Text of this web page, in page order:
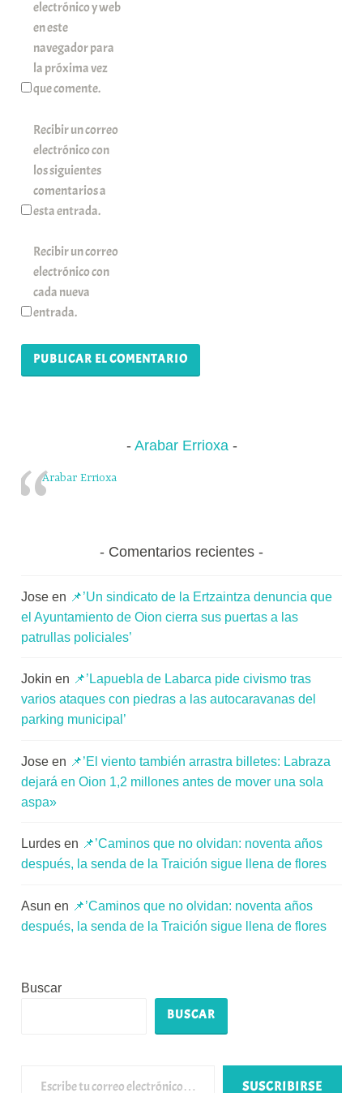
electrónico y web
en este
navegador para
la próxima vez
que comente.
Recibir un correo
electrónico con
los siguientes
comentarios a
esta entrada.
Recibir un correo
electrónico con
cada nueva
entrada.
Arabar Errioxa
Arabar Errioxa
Comentarios recientes
Jose en 📌’Un sindicato de la Ertzaintza denuncia que
el Ayuntamiento de Oion cierra sus puertas a las
patrullas policiales’
Jokin en 📌’Lapuebla de Labarca pide civismo tras
varios ataques con piedras a las autocaravanas del
parking municipal’
Jose en 📌’El viento también arrastra billetes: Labraza
dejará en Oion 1,2 millones antes de mover una sola
aspa»
Lurdes en 📌’Caminos que no olvidan: noventa años
después, la senda de la Traición sigue llena de flores
Asun en 📌’Caminos que no olvidan: noventa años
después, la senda de la Traición sigue llena de flores
Buscar
BUSCAR
SUSCRIBIRSE